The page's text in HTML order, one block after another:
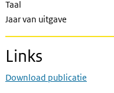
Taal
Jaar van uitgave
Links
Download publicatie